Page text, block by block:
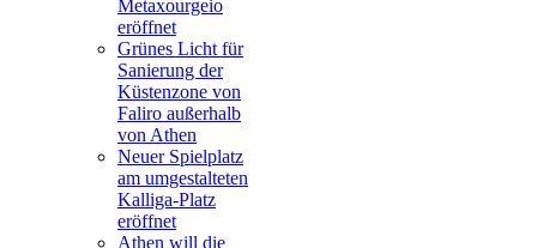
Metaxourgeio
eröffnet
Grünes Licht für
Sanierung der
Küstenzone von
Faliro außerhalb
von Athen
Neuer Spielplatz
am umgestalteten
Kalliga-Platz
eröffnet
Athen will die